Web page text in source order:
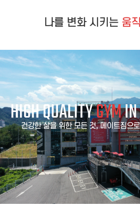
나를 변화 시키는 움
HIGH QUALITYGYMIN
건강한 삶을 위한 모든 것, 메이트짐으